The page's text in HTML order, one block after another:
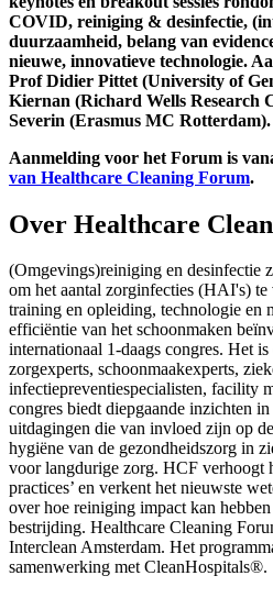
COVID, reiniging & desinfectie,
duurzaamheid, belang van
nieuwe, innovatieve technologie.
Prof Didier Pittet (University of
Kiernan (Richard Wells Research
Severin (Erasmus MC Rotterdam).
Aanmelding voor het Forum is
van Healthcare Cleaning Forum.
Over Healthcare
(Omgevings)reiniging en desinfectie
om het aantal zorginfecties (HAI's) te
training en opleiding, technologie en
efficiëntie van het schoonmaken
internationaal 1-daags congres. Het
zorgexperts, schoonmaakexperts,
infectiepreventiespecialisten, facility
congres biedt diepgaande inzichten
uitdagingen die van invloed zijn op
hygiëne van de gezondheidszorg in
voor langdurige zorg. HCF verhoogt
practices’ en verkent het nieuwste
over hoe reiniging impact kan
bestrijding. Healthcare Cleaning
Interclean Amsterdam. Het
samenwerking met CleanHospitals®.